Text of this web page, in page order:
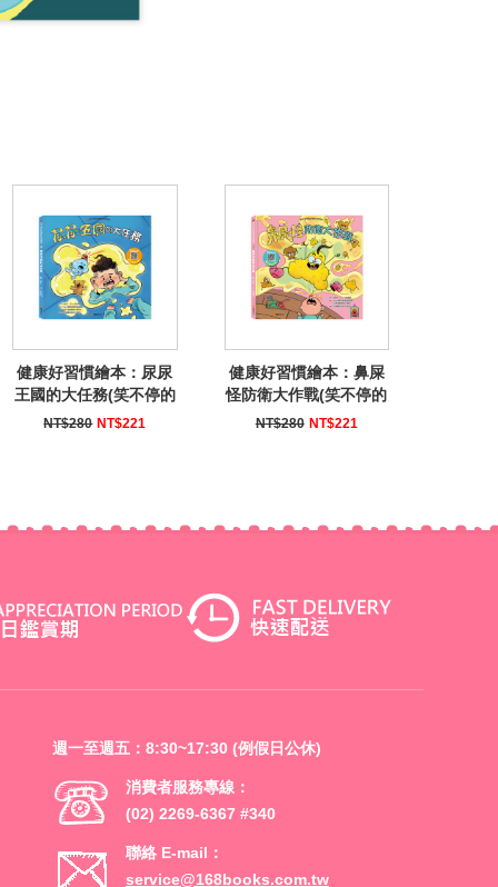
健康好習慣繪本：尿尿
王國的大任務(笑不停的
健康好習慣繪本)
NT$280 NT$221
健康好習慣繪本：鼻屎
怪防衛大作戰(笑不停的
健康好習慣繪本)
NT$280 NT$221
週一至週五：8:30~17:30 (例假日公休)
消費者服務專線：
(02) 2269-6367 #340
聯絡 E-mail：
service@168books.com.tw